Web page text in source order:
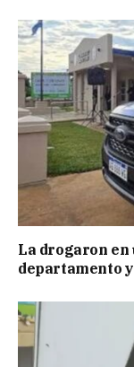
La drogaron en
departamento